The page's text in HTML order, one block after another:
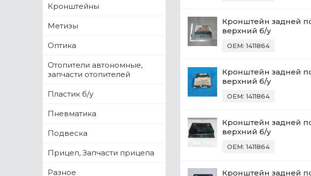
Кронштейны
Метизы
Оптика
Отопители автономные,
запчасти отопителей
Пластик б/у
Пневматика
Подвеска
Прицеп, Запчасти прицепа
Разное
Кронштейн задней
верхний б/у
OEM: 1411864
Кронштейн задней
верхний б/у
OEM: 1411864
Кронштейн задней
верхний б/у
OEM: 1411864
Кронштейн задней